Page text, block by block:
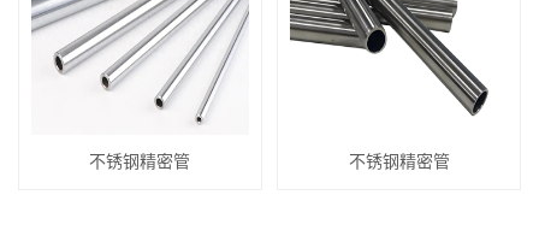
不锈钢精密管 不锈钢精密管